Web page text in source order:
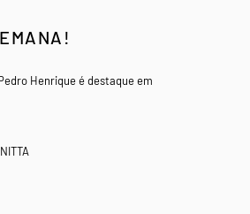
Henrique é destaque em